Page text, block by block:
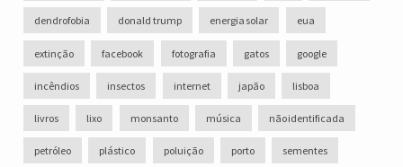
dendrofobia donald trump energia solar eua
extinção facebook fotografia gatos google
incêndios insectos internet japão lisboa
livros lixo monsanto música não identificada
petróleo plástico poluição porto sementes